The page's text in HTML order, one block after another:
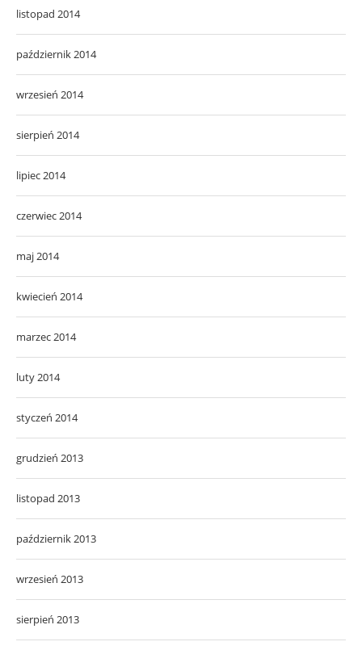
listopad 2014
październik 2014
wrzesień 2014
sierpień 2014
lipiec 2014
czerwiec 2014
maj 2014
kwiecień 2014
marzec 2014
luty 2014
styczeń 2014
grudzień 2013
listopad 2013
październik 2013
wrzesień 2013
sierpień 2013